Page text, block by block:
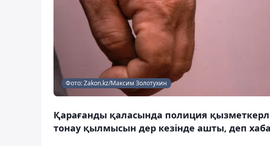
Фото: Zakon.kz/Максим Золотухин
Қарағанды қаласында полиция
тонау қылмысын дер кезінде ашты, деп